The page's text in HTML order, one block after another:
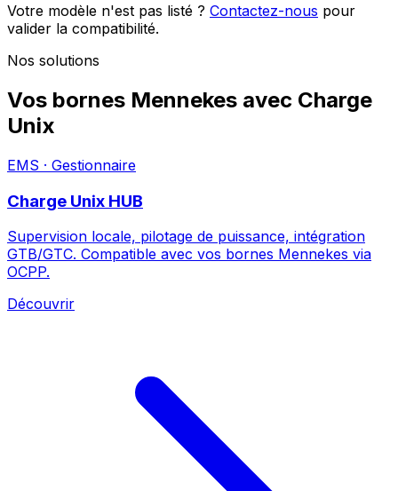
Votre modèle n'est pas listé ? Contactez-nous pour
valider la compatibilité.
Nos solutions
Vos bornes Mennekes avec Charge
Unix
EMS · Gestionnaire
Charge Unix HUB
Supervision locale, pilotage de puissance, intégration
GTB/GTC. Compatible avec vos bornes Mennekes via
OCPP.
Découvrir